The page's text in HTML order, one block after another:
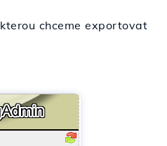
kterou chceme exportovat